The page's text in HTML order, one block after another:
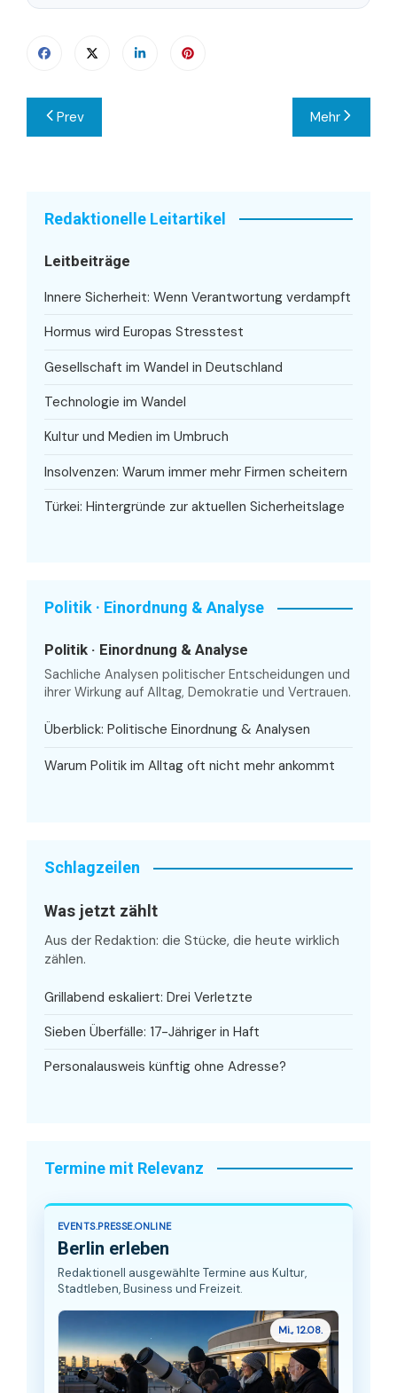
Beitragsnavigation
Prev Mehr
Redaktionelle Leitartikel
Leitbeiträge
Innere Sicherheit: Wenn Verantwortung verdampft
Hormus wird Europas Stresstest
Gesellschaft im Wandel in Deutschland
Technologie im Wandel
Kultur und Medien im Umbruch
Insolvenzen: Warum immer mehr Firmen scheitern
Türkei: Hintergründe zur aktuellen Sicherheitslage
Politik · Einordnung & Analyse
Politik · Einordnung & Analyse
Sachliche Analysen politischer Entscheidungen und
ihrer Wirkung auf Alltag, Demokratie und Vertrauen.
Überblick: Politische Einordnung & Analysen
Warum Politik im Alltag oft nicht mehr ankommt
Schlagzeilen
Was jetzt zählt
Aus der Redaktion: die Stücke, die heute wirklich
zählen.
Grillabend eskaliert: Drei Verletzte
Sieben Überfälle: 17-Jähriger in Haft
Personalausweis künftig ohne Adresse?
Termine mit Relevanz
EVENTS.PRESSE.ONLINE
Berlin erleben
Redaktionell ausgewählte Termine aus Kultur,
Stadtleben, Business und Freizeit.
Mi., 12.08.